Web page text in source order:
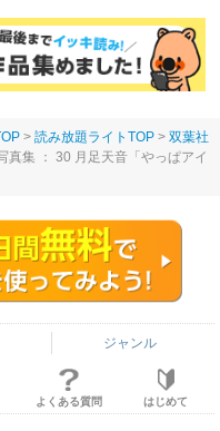
読み放題ライトTOP
双葉社
真集 ： 30 月足天音「やっぱアイ
ジャンル
よくある質問 はじめて